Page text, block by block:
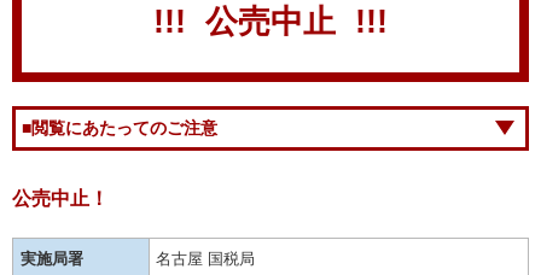
!!! 公売中止 !!!
■閲覧にあたってのご注意
公売中止！
実施局署 名古屋 国税局